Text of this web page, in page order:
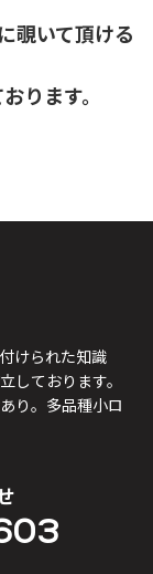
覗いて頂ける
ります。
けられた知識
しております。
り。 多品種小ロ